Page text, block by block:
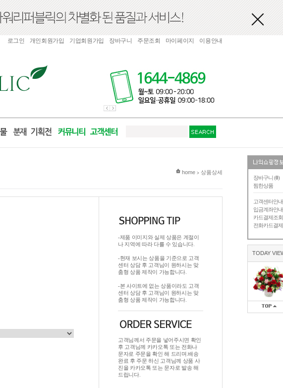
장바구니 (0)
찜한상품
고객센터안내
입금계좌안내
카드결제조회
전화카드결제
TODAY
로그인 개인회원가입 기업회원가입 장바구니 주문조회 마이페이지 이용안내
현재 위치
home > 상품상세
-제품 이미지와 실제 상품은 계절이
나 지역에 따라 다를 수 있습니다.
-현재 보시는 상품을 기준으로 고객
센터 상담 후 고객님이 원하시는 맞
춤형 상품 제작이 가능합니다.
-본 사이트에 없는 상품이라도 고객
센터 상담 후 고객님이 원하시는 맞
춤형 상품 제작이 가능합니다.
고객님께서 주문을 넣어주시면 확인
후 고객님께 카카오톡 또는 전화나
문자로 주문을 확인 해 드리며.배송
완료 후 주문 하신 고객님께 상품 사
진을 카카오톡 또는 문자로 발송 해
드립니다.